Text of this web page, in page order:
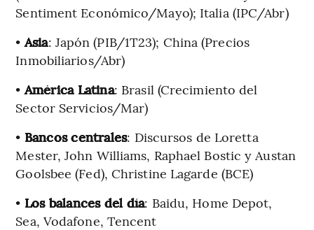
Sentiment Económico/Mayo); Italia (IPC/Abr)
•Asia: Japón (PIB/1T23); China (Precios
Inmobiliarios/Abr)
•América Latina: Brasil (Crecimiento del
Sector Servicios/Mar)
• Bancos centrales: Discursos de Loretta
Mester, John Williams, Raphael Bostic y Austan
Goolsbee (Fed), Christine Lagarde (BCE)
• Los balances del día: Baidu, Home Depot,
Sea, Vodafone, Tencent